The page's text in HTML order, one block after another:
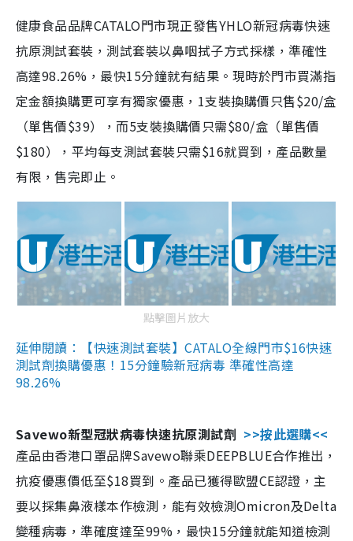
健康食品品牌CATALO門市現正發售YHLO新冠病毒快速
抗原測試套裝，測試套裝以鼻咽拭子方式採樣，準確性
高達98.26%，最快15分鐘就有結果。現時於門市買滿指
定金額換購更可享有獨家優惠，1支裝換購價只售$20/盒
（單售價$39），而5支裝換購價只需$80/盒（單售價
$180），平均每支測試套裝只需$16就買到，產品數量
有限，售完即止。
點擊圖片放大
延伸閱讀：【快速測試套裝】CATALO全線門市$16快速
測試劑換購優惠！15分鐘驗新冠病毒 準確性高達
98.26%
Savewo新型冠狀病毒快速抗原測試劑 >>按此選購<<
產品由香港口罩品牌Savewo聯乘DEEPBLUE合作推出，
抗疫優惠價低至$18買到。產品已獲得歐盟CE認證，主
要以採集鼻液樣本作檢測，能有效檢測Omicron及Delta
變種病毒，準確度達至99%，最快15分鐘就能知道檢測